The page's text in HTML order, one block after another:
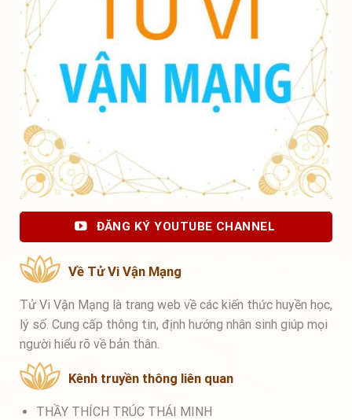
ĐĂNG KÝ YOUTUBE CHANNEL
Về Tử Vi Vận Mạng
Tử Vi Vận Mạng là trang web về các kiến thức huyền học,
lý số. Cung cấp thông tin, định hướng nhân sinh giúp mọi
người hiểu rõ về bản thân.
Kênh truyền thông liên quan
THẦY THÍCH TRÚC THÁI MINH